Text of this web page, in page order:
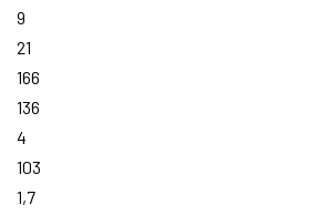
9
21
166
136
4
103
1,7